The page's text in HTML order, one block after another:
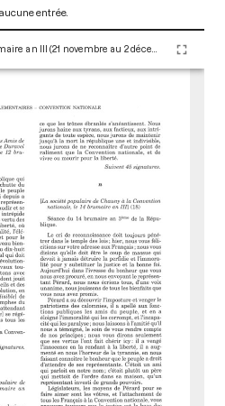
entrée.